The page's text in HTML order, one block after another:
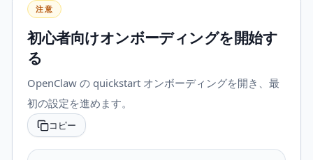
注意
初心者向けオンボーディングを開始す
る
OpenClaw の quickstart オンボーディングを開き、最
初の設定を進めます。
コピー